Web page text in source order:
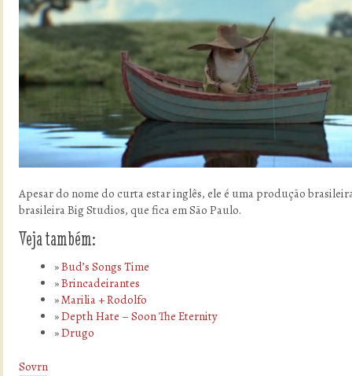
Apesar do nome do curta estar inglês, ele é uma produção
brasileira Big Studios, que fica em São Paulo.
Veja também:
Bud’s Songs Time
Brincadeirantes
Marilia + Rodolfo
Depth Hate – Soon The Eternity
Drugo
Sovrn